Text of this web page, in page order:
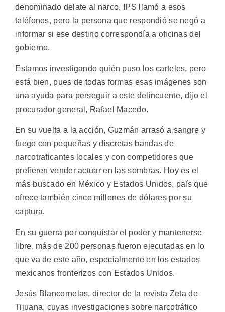
denominado delate al narco. IPS llamó a esos
teléfonos, pero la persona que respondió se negó a
informar si ese destino correspondía a oficinas del
gobierno.
Estamos investigando quién puso los carteles, pero
está bien, pues de todas formas esas imágenes son
una ayuda para perseguir a este delincuente, dijo el
procurador general, Rafael Macedo.
En su vuelta a la acción, Guzmán arrasó a sangre y
fuego con pequeñas y discretas bandas de
narcotraficantes locales y con competidores que
prefieren vender actuar en las sombras. Hoy es el
más buscado en México y Estados Unidos, país que
ofrece también cinco millones de dólares por su
captura.
En su guerra por conquistar el poder y mantenerse
libre, más de 200 personas fueron ejecutadas en lo
que va de este año, especialmente en los estados
mexicanos fronterizos con Estados Unidos.
Jesús Blancornelas, director de la revista Zeta de
Tijuana, cuyas investigaciones sobre narcotráfico